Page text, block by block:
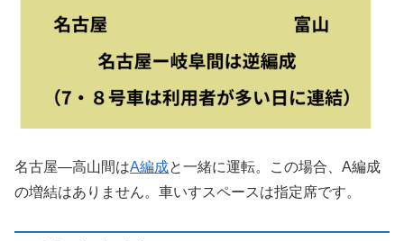
名古屋―高山間はA編成と一緒に運転。この場合、A編成
の増結はありません。車いすスペースは指定席です。